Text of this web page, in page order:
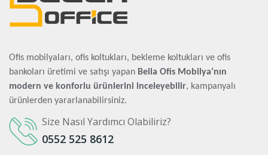
Ofis mobilyaları, ofis koltukları, bekleme koltukları ve ofis
bankoları üretimi ve satışı yapan Bella Ofis Mobilya’nın
modern ve konforlu ürünlerini inceleyebilir, kampanyalı
ürünlerden yararlanabilirsiniz.
Size Nasıl Yardımcı Olabiliriz?
0552 525 8612